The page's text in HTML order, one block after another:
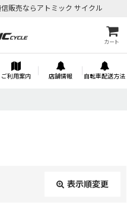
販売ならアトミック サイクル
カート
ご利用案内 店舗情報 自転車配送方法
表示順変更